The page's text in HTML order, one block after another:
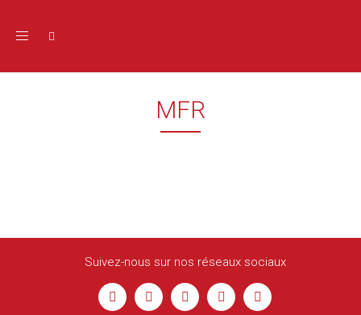
Toggle navigation
MFR
Suivez-nous sur nos réseaux sociaux